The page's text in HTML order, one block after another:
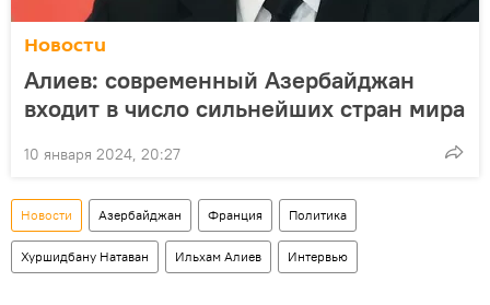
Новости
Алиев: современный Азербайджан
входит в число сильнейших стран мира
10 января 2024, 20:27
Новости Азербайджан Франция Политика
Хуршидбану Натаван Ильхам Алиев Интервью